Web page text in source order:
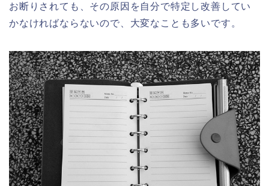
お断りされても、その原因を自分で特定し改善してい
かなければならないので、大変なことも多いです。